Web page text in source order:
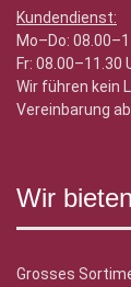
Kundendienst:
Mo–Do:
Fr: 08.00–11.30
Wir führen kein
Vereinbarung
Wir bieten
Grosses